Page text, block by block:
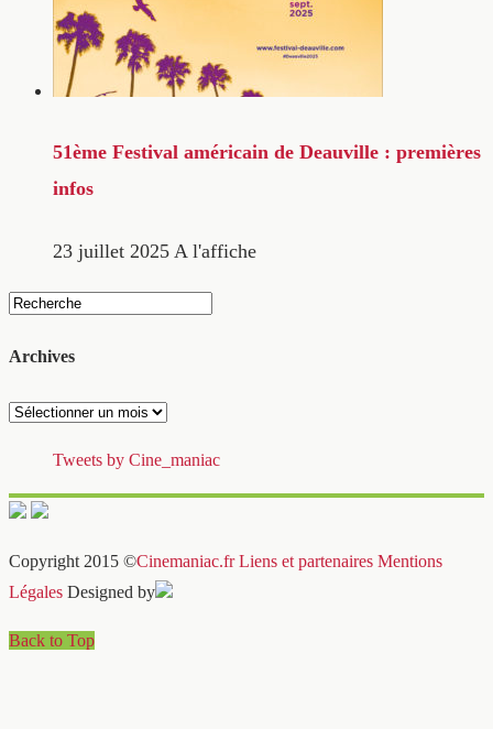
51ème Festival américain de Deauville : premières
infos
23 juillet 2025 A l'affiche
Archives
Archives
Tweets by Cine_maniac
Copyright 2015 ©Cinemaniac.fr Liens et partenaires Mentions
Légales Designed by
Back to Top